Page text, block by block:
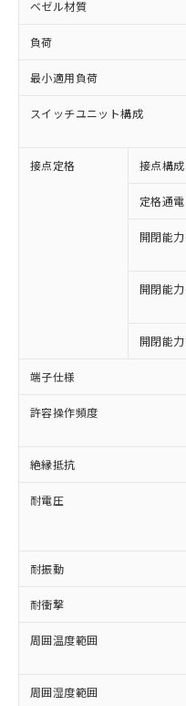
ベゼル材質
負荷
最小適用負荷
スイッチユニット構成
接点定格 接点構成
定格通
開閉能
開閉能
開閉能
端子仕様
許容操作頻度
絶縁抵抗
耐電圧
耐振動
耐衝撃
周囲温度範囲
周囲湿度範囲
ご利用条件
以下の条件をお
本サービス
商品の当社
(税抜)を提
当社制御機
ことをご了
在庫状況お
記載してい
タに基づき
覧された時
準価格とは
対応済み：
非含有に対応し
対応予定：EU
有に対応した製品
対応予定なし：
非含有に非対応
定はありません。
調査・確認中：
非含有の対応状
非該当品：ライセ
害物質有無と関
仕入先様の事情
いたものが、含
むを得ず変更す
*EU RoHS指令（10物質
鉛(Pb) 1000ppm以下
六価クロム(Cr(Ⅵ))
「○」：最大均質
基準値以下であ
「×」：最大均
基準値を超えて
「－」：未確認
*中国RoHS10物質の
Pb(鉛) :1000ppm、
ム) : 100ppm、
当社は、こ
為替および
（以下｢規
または国外
国政府の輸
可)を取得